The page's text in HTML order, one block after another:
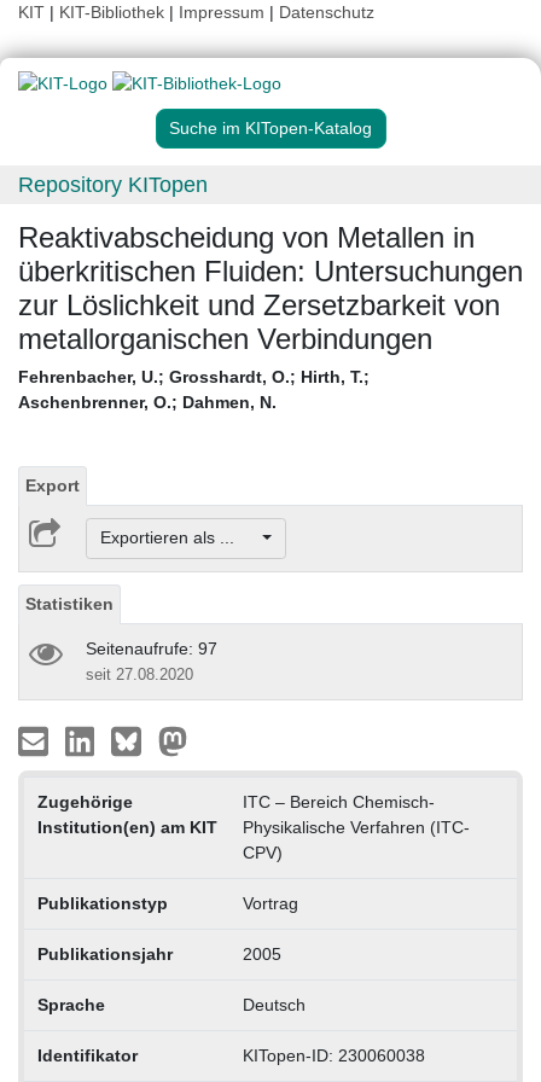
KIT | KIT-Bibliothek | Impressum | Datenschutz
Suche im KITopen-Katalog
Repository KITopen
Reaktivabscheidung von Metallen in
überkritischen Fluiden: Untersuchungen
zur Löslichkeit und Zersetzbarkeit von
metallorganischen Verbindungen
Fehrenbacher, U.; Grosshardt, O.; Hirth, T.;
Aschenbrenner, O.; Dahmen, N.
Export
Exportieren als ...
Statistiken
Seitenaufrufe: 97
seit 27.08.2020
Zugehörige
Institution(en) am KIT
ITC – Bereich Chemisch-
Physikalische Verfahren (ITC-
CPV)
Publikationstyp Vortrag
Publikationsjahr 2005
Sprache Deutsch
Identifikator KITopen-ID: 230060038